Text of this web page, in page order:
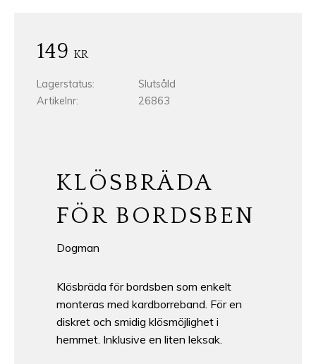
149 KR
Lagerstatus
Slutsåld
Artikelnr
26863
KLÖSBRÄDA
FÖR BORDSBEN
Dogman
Klösbräda för bordsben som enkelt
monteras med kardborreband. För en
diskret och smidig klösmöjlighet i
hemmet. Inklusive en liten leksak.